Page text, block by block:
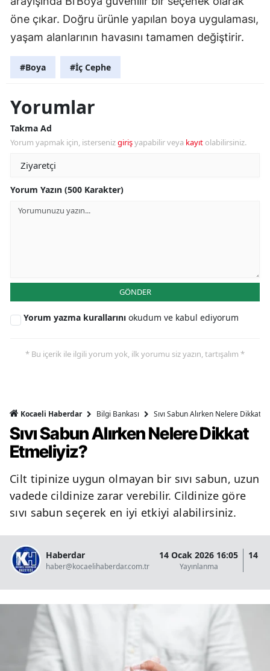
öne çıkar. Doğru ürünle yapılan boya uygulaması,
yaşam alanlarının havasını tamamen değiştirir.
#Boya #İç Cephe
Yorumlar
Takma Ad
Yorum yapmak için, istersenizgirişyapabilir veya kayıt olabilirsiniz.
Yorum Yazın (500 Karakter)
GÖNDER
Yorum yazma kurallarını okudum ve kabul ediyorum
* Bu içerik ile ilgili yorum yok, ilk yorumu siz yazın, tartışalım *
Kocaeli Haberdar Bilgi Bankası Sıvı Sabun Alırken Nelere Dikkat
Sıvı Sabun Alırken Nelere Dikkat
Etmeliyiz?
Cilt tipinize uygun olmayan bir sıvı sabun, uzun
vadede cildinize zarar verebilir. Cildinize göre
sıvı sabun seçerek en iyi etkiyi alabilirsiniz.
Haberdar
haber@kocaelihaberdar.com.tr
14 Ocak 2026 16:05
Yayınlanma
14